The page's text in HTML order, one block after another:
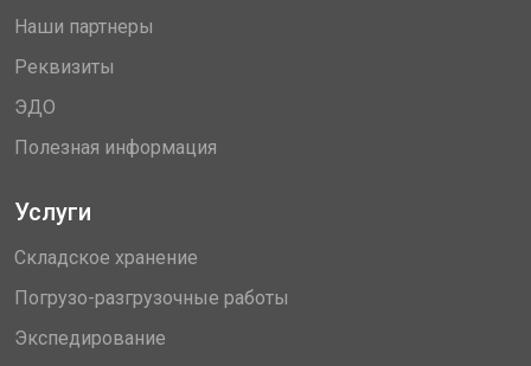
Наши партнеры
Реквизиты
ЭДО
Полезная информация
Услуги
Складское хранение
Погрузо-разгрузочные работы
Экспедирование